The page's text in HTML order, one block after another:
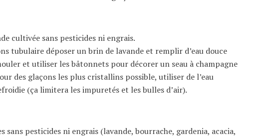
cultivée sans pesticides ni engrais.
tubulaire déposer un brin de lavande et remplir d’eau douce
et utiliser les bâtonnets pour décorer un seau à champagne
des glaçons les plus cristallins possible, utiliser de l’eau
(ça limitera les impuretés et les bulles d’air).
sans pesticides ni engrais (lavande, bourrache, gardenia, acacia,